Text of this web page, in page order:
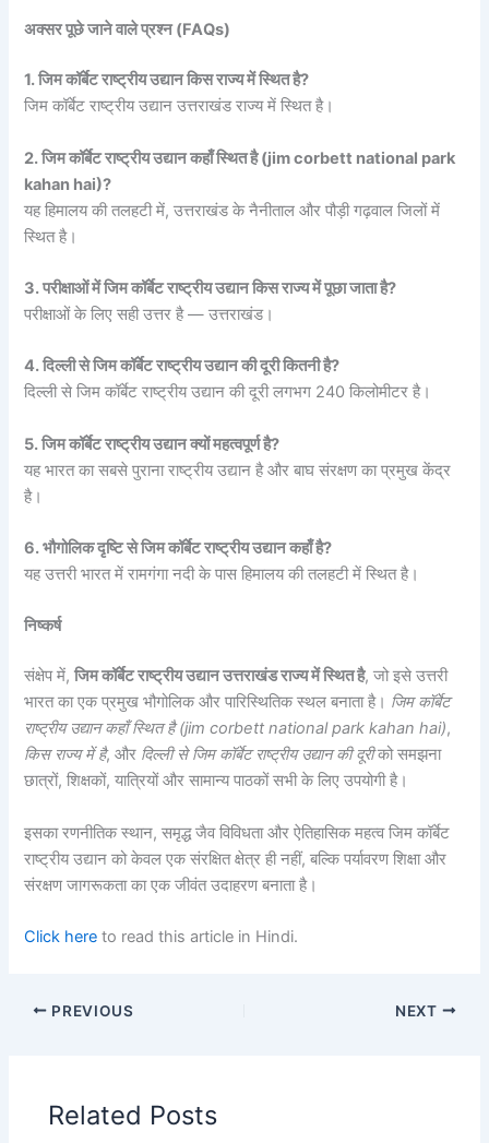
अक्सर पूछे जाने वाले प्रश्न (FAQs)
1. जिम कॉर्बेट राष्ट्रीय उद्यान किस राज्य में स्थित है?
जिम कॉर्बेट राष्ट्रीय उद्यान उत्तराखंड राज्य में स्थित है।
2. जिम कॉर्बेट राष्ट्रीय उद्यान कहाँ स्थित है (jim corbett national park
kahan hai)?
यह हिमालय की तलहटी में, उत्तराखंड के नैनीताल और पौड़ी गढ़वाल जिलों में
स्थित है।
3. परीक्षाओं में जिम कॉर्बेट राष्ट्रीय उद्यान किस राज्य में पूछा जाता है?
परीक्षाओं के लिए सही उत्तर है — उत्तराखंड।
4. दिल्ली से जिम कॉर्बेट राष्ट्रीय उद्यान की दूरी कितनी है?
दिल्ली से जिम कॉर्बेट राष्ट्रीय उद्यान की दूरी लगभग 240 किलोमीटर है।
5. जिम कॉर्बेट राष्ट्रीय उद्यान क्यों महत्वपूर्ण है?
यह भारत का सबसे पुराना राष्ट्रीय उद्यान है और बाघ संरक्षण का प्रमुख केंद्र
है।
6. भौगोलिक दृष्टि से जिम कॉर्बेट राष्ट्रीय उद्यान कहाँ है?
यह उत्तरी भारत में रामगंगा नदी के पास हिमालय की तलहटी में स्थित है।
निष्कर्ष
संक्षेप में,जिम कॉर्बेट राष्ट्रीय उद्यान उत्तराखंड राज्य में स्थित है, जो इसे उत्तरी
भारत का एक प्रमुख भौगोलिक और पारिस्थितिक स्थल बनाता है। जिम कॉर्बेट
राष्ट्रीय उद्यान कहाँ स्थित है (jim corbett national park kahan hai),
किस राज्य में है, और दिल्ली से जिम कॉर्बेट राष्ट्रीय उद्यान की दूरीको समझना
छात्रों, शिक्षकों, यात्रियों और सामान्य पाठकों सभी के लिए उपयोगी है।
इसका रणनीतिक स्थान, समृद्ध जैव विविधता और ऐतिहासिक महत्व जिम कॉर्बेट
राष्ट्रीय उद्यान को केवल एक संरक्षित क्षेत्र ही नहीं, बल्कि पर्यावरण शिक्षा और
संरक्षण जागरूकता का एक जीवंत उदाहरण बनाता है।
Click here to read this article in Hindi.
PREVIOUS NEXT
Related Posts